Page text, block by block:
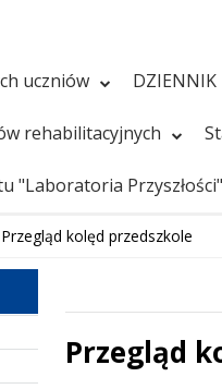
uczniów DZIENNIK
rehabilitacyjnych
"Laboratoria Przyszłości"
Przegląd kolęd przedszkole
Przegląd